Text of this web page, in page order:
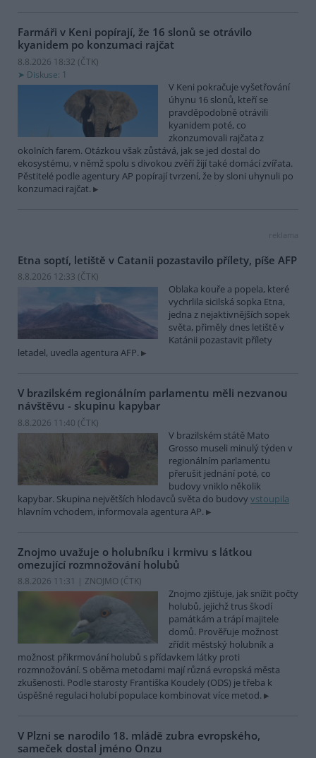
Farmáři v Keni popírají, že 16 slonů se otrávilo
kyanidem po konzumaci rajčat
8.8.2026 18:32 (ČTK)
Diskuse: 1
V Keni pokračuje vyšetřování
úhynu 16 slonů, kteří se
pravděpodobně otrávili
kyanidem poté, co
zkonzumovali rajčata z
okolních farem. Otázkou však zůstává, jak se jed dostal do
ekosystému, v němž spolu s divokou zvěří žijí také domácí zvířata.
Pěstitelé podle agentury AP popírají tvrzení, že by sloni uhynuli po
konzumaci rajčat.
reklama
Etna soptí, letiště v Catanii pozastavilo přílety, píše AFP
8.8.2026 12:33 (ČTK)
Oblaka kouře a popela, které
vychrlila sicilská sopka Etna,
jedna z nejaktivnějších sopek
světa, přiměly dnes letiště v
Katánii pozastavit přílety
letadel, uvedla agentura AFP.
V brazilském regionálním parlamentu měli nezvanou
návštěvu - skupinu kapybar
8.8.2026 11:40 (ČTK)
V brazilském státě Mato
Grosso museli minulý týden v
regionálním parlamentu
přerušit jednání poté, co
budovy vniklo několik
kapybar. Skupina největších hlodavců světa do budovy vstoupila
hlavním vchodem, informovala agentura AP.
Znojmo uvažuje o holubníku i krmivu s látkou
omezující rozmnožování holubů
8.8.2026 11:31 | ZNOJMO (ČTK)
Znojmo zjišťuje, jak snížit počty
holubů, jejichž trus škodí
památkám a trápí majitele
domů. Prověřuje možnost
zřídit městský holubník a
možnost přikrmování holubů s přídavkem látky proti
rozmnožování. S oběma metodami mají různá evropská města
zkušenosti. Podle starosty Františka Koudely (ODS) je třeba k
úspěšné regulaci holubí populace kombinovat více metod.
V Plzni se narodilo 18. mládě zubra evropského,
sameček dostal jméno Onzu